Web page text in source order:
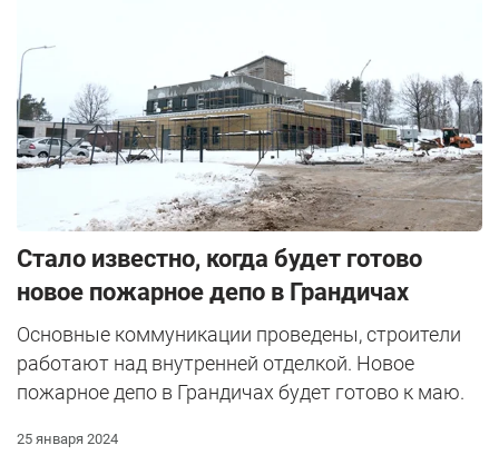
Стало известно, когда будет готово
новое пожарное депо в Грандичах
Основные коммуникации проведены, строители
работают над внутренней отделкой. Новое
пожарное депо в Грандичах будет готово к маю.
25 января 2024